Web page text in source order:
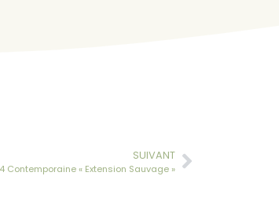
SUIVANT
Contemporaine « Extension Sauvage »